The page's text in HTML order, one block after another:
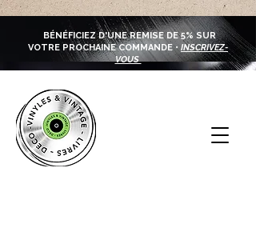
BÉNÉFICIEZ D'UNE REMISE DE 5% SUR
VOTRE PROCHAINE COMMANDE • INSCRIVEZ-
VOUS